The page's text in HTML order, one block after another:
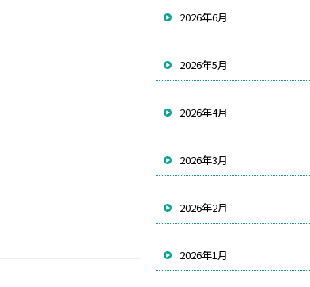
2026年6月
2026年5月
2026年4月
2026年3月
2026年2月
2026年1月